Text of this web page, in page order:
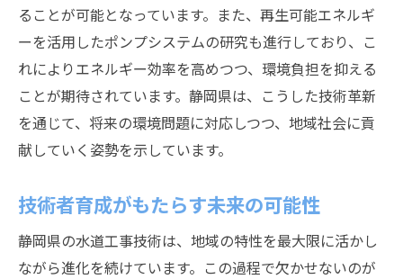
持続可能なインフラ構築静岡県の水道工事技術
の挑戦
エコフレンドリーな工事の実現
資源循環型インフラの構築
持続可能性を考慮した技術選定
未来に繋ぐ持続可能な技術
環境と経済のバランスを考慮した挑戦
ることが可能となっています。また、再生可能エネルギ
ーを活用したポンプシステムの研究も進行しており、こ
れによりエネルギー効率を高めつつ、環境負担を抑える
ことが期待されています。静岡県は、こうした技術革新
を通じて、将来の環境問題に対応しつつ、地域社会に貢
献していく姿勢を示しています。
技術者育成がもたらす未来の可能性
静岡県の水道工事技術は、地域の特性を最大限に活かし
ながら進化を続けています。この過程で欠かせないのが